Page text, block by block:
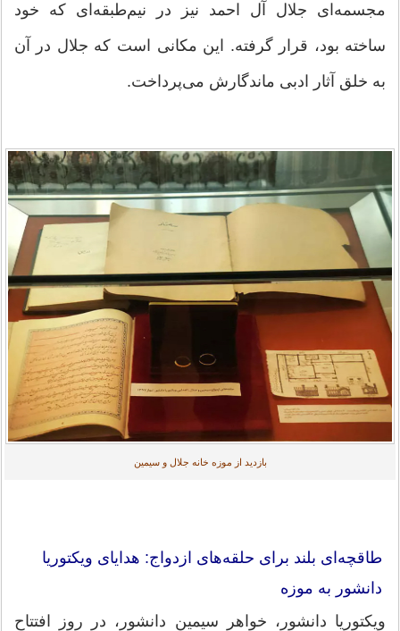
مجسمه‌ای جلال آل احمد نیز در نیم‌طبقه‌ای که خود
ساخته بود، قرار گرفته. این مکانی است که جلال در آن
به خلق آثار ادبی ماندگارش می‌پرداخت.
بازدید از موزه خانه جلال و سیمین
طاقچه‌ای بلند برای حلقه‌های ازدواج: هدایای ویکتوریا
دانشور به موزه
ویکتوریا دانشور، خواهر سیمین دانشور، در روز افتتاح